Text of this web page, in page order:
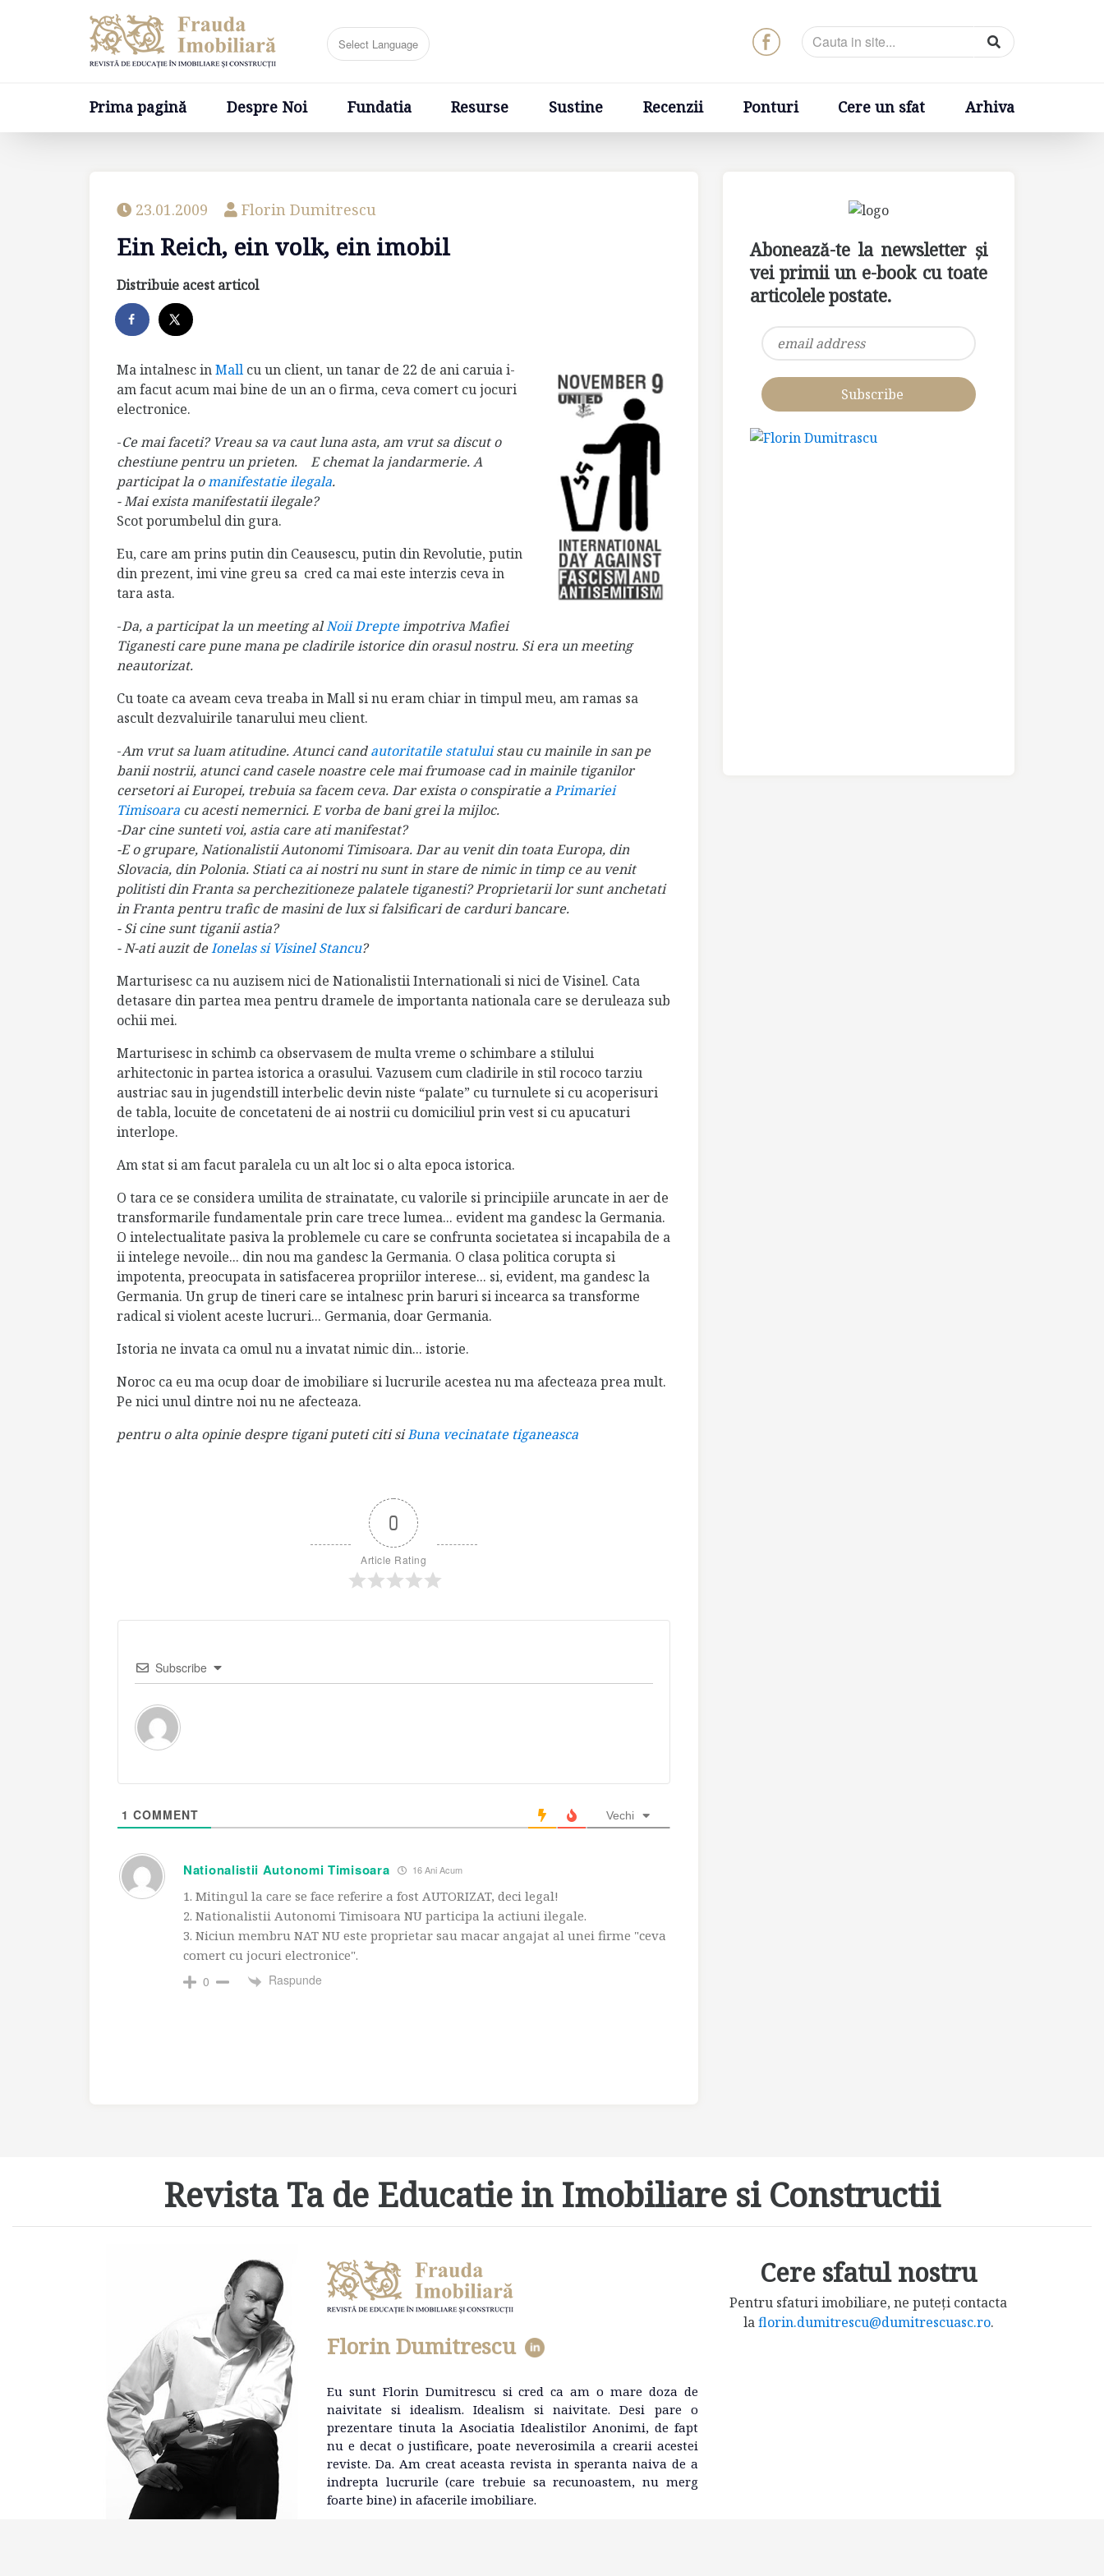
Prima pagină Despre Noi Fundatia Resurse Sustine Recenzii Ponturi Cere un sfat Arhiva
Prima pagină Despre Noi
23.01.2009 Florin Dumitrescu
Ein Reich, ein volk, ein imobil
Distribuie acest articol
Ma intalnesc inMall cu un client, un tanar de 22 de ani caruia i-
am facut acum mai bine de un an o firma, ceva comert cu jocuri
electronice.
-Ce mai faceti? Vreau sa va caut luna asta, am vrut sa discut o
chestiune pentru un prieten. E chemat la jandarmerie. A
participat la omanifestatie ilegala.
- Mai exista manifestatii ilegale?
Scot porumbelul din gura.
Eu, care am prins putin din Ceausescu, putin din Revolutie, putin
din prezent, imi vine greu sa cred ca mai este interzis ceva in
tara asta.
-Da, a participat la un meeting alNoii Drepteimpotriva Mafiei
Tiganesti care pune mana pe cladirile istorice din orasul nostru. Si era un meeting
neautorizat.
Cu toate ca aveam ceva treaba in Mall si nu eram chiar in timpul meu, am ramas sa
ascult dezvaluirile tanarului meu client.
-Am vrut sa luam atitudine. Atunci candautoritatile statuluistau cu mainile in san pe
banii nostrii, atunci cand casele noastre cele mai frumoase cad in mainile tiganilor
cersetori ai Europei, trebuia sa facem ceva. Dar exista o conspiratie aPrimariei
Timisoara cu acesti nemernici. E vorba de bani grei la mijloc.
-Dar cine sunteti voi, astia care ati manifestat?
-E o grupare, Nationalistii Autonomi Timisoara. Dar au venit din toata Europa, din
Slovacia, din Polonia. Stiati ca ai nostri nu sunt in stare de nimic in timp ce au venit
politisti din Franta sa perchezitioneze palatele tiganesti?Proprietarii lor sunt anchetati
in Franta pentru trafic de masini de lux si falsificari de carduri bancare.
- Si cine sunt tiganii astia?
- N-ati auzit deIonelas si Visinel Stancu?
Marturisesc ca nu auzisem nici de Nationalistii Internationali si nici de Visinel. Cata
detasare din partea mea pentru dramele de importanta nationala care se deruleaza sub
ochii mei.
Marturisesc in schimb ca observasem de multa vreme o schimbare a stilului
arhitectonic in partea istorica a orasului. Vazusem cum cladirile in stil rococo tarziu
austriac sau in jugendstill interbelic devin niste “palate” cu turnulete si cu acoperisuri
de tabla, locuite de concetateni de ai nostrii cu domiciliul prin vest si cu apucaturi
interlope.
Am stat si am facut paralela cu un alt loc si o alta epoca istorica.
O tara ce se considera umilita de strainatate, cu valorile si principiile aruncate in aer de
transformarile fundamentale prin care trece lumea... evident ma gandesc la Germania.
O intelectualitate pasiva la problemele cu care se confrunta societatea si incapabila de a
ii intelege nevoile... din nou ma gandesc la Germania. O clasa politica corupta si
impotenta, preocupata in satisfacerea propriilor interese... si, evident, ma gandesc la
Germania. Un grup de tineri care se intalnesc prin baruri si incearca sa transforme
radical si violent aceste lucruri... Germania, doar Germania.
Istoria ne invata ca omul nu a invatat nimic din... istorie.
Noroc ca eu ma ocup doar de imobiliare si lucrurile acestea nu ma afecteaza prea mult.
Pe nici unul dintre noi nu ne afecteaza.
pentru o alta opinie despre tigani puteti citi siBuna vecinatate tiganeasca
0
Article Rating
Subscribe
1 COMMENT Vechi
Nationalistii Autonomi Timisoara 16 Ani Acum
1. Mitingul la care se face referire a fost AUTORIZAT, deci legal!
2. Nationalistii Autonomi Timisoara NU participa la actiuni ilegale.
3. Niciun membru NAT NU este proprietar sau macar angajat al unei firme "ceva
comert cu jocuri electronice".
0
Raspunde
Abonează-te la newsletter și
vei primii un e-book cu toate
articolele postate.
Revista Ta de Educatie in Imobiliare si Constructii
Florin Dumitrescu
Eu sunt Florin Dumitrescu si cred ca am o mare doza de
naivitate si idealism. Idealism si naivitate. Desi pare o
prezentare tinuta la Asociatia Idealistilor Anonimi, de fapt
nu e decat o justificare, poate neverosimila a crearii acestei
reviste. Da. Am creat aceasta revista in speranta naiva de a
indrepta lucrurile (care trebuie sa recunoastem, nu merg
foarte bine) in afacerile imobiliare.
Cere sfatul nostru
Pentru sfaturi imobiliare, ne puteți contacta
laflorin.dumitrescu@dumitrescuasc.ro.